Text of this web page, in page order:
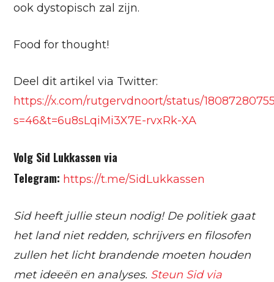
ook dystopisch zal zijn.
Food for thought!
Deel dit artikel via Twitter:
https://x.com/rutgervdnoort/status/
s=46&t=6u8sLqiMi3X7E-rvxRk-XA
Volg Sid Lukkassen via
Telegram: https://t.me/SidLukkassen
Sid heeft jullie steun nodig! De politiek gaat
het land niet redden, schrijvers en filosofen
zullen het licht brandende moeten houden
met ideeën en analyses. Steun Sid via